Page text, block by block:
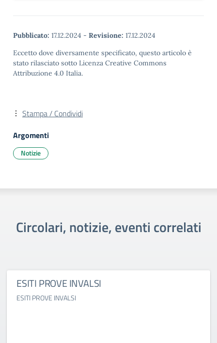
Pubblicato: 17.12.2024 - Revisione: 17.12.2024
Eccetto dove diversamente specificato, questo articolo è
stato rilasciato sotto Licenza Creative Commons
Attribuzione 4.0 Italia.
Stampa / Condividi
Argomenti
Notizie
Circolari, notizie, eventi correlati
ESITI PROVE INVALSI
ESITI PROVE INVALSI